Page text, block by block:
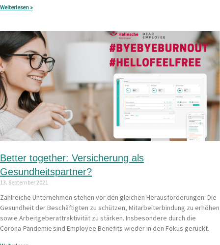
Weiterlesen »
Better together: Versicherung als
Gesundheitspartner?
13. September 2021
Zahlreiche Unternehmen stehen vor den gleichen Herausforderungen: Die
Gesundheit der Beschäftigten zu schützen, Mitarbeiterbindung zu erhöhen
sowie Arbeitgeberattraktivität zu stärken. Insbesondere durch die
Corona-Pandemie sind Employee Benefits wieder in den Fokus gerückt.